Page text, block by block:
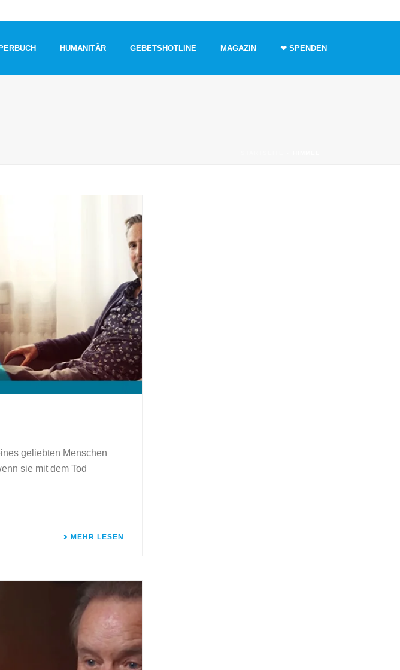
HUMANITÄR GEBETSHOTLINE MAGAZIN ❤ SPENDEN
geliebten Menschen
sie mit dem Tod
MEHR LESEN